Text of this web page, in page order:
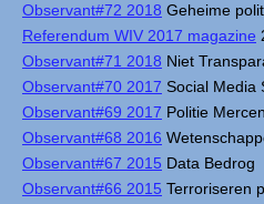
Observant#72 2018 Geheime
Referendum WIV 2017 magazine
Observant#71 2018 Niet
Observant#70 2017 Social Media
Observant#69 2017 Politie
Observant#68 2016
Observant#67 2015 Data Bedrog
Observant#66 2015 Terroriseren